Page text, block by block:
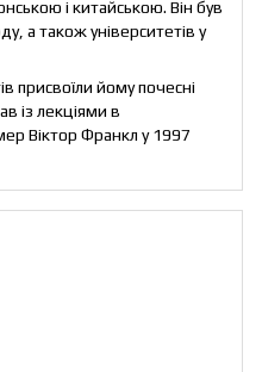
і китайською. Він був
а також університетів у
присвоїли йому почесні
із лекціями в
Віктор Франкл у 1997